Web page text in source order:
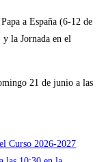
a España (6-12 de
la Jornada en el
21 de junio a las
Curso 2026-2027